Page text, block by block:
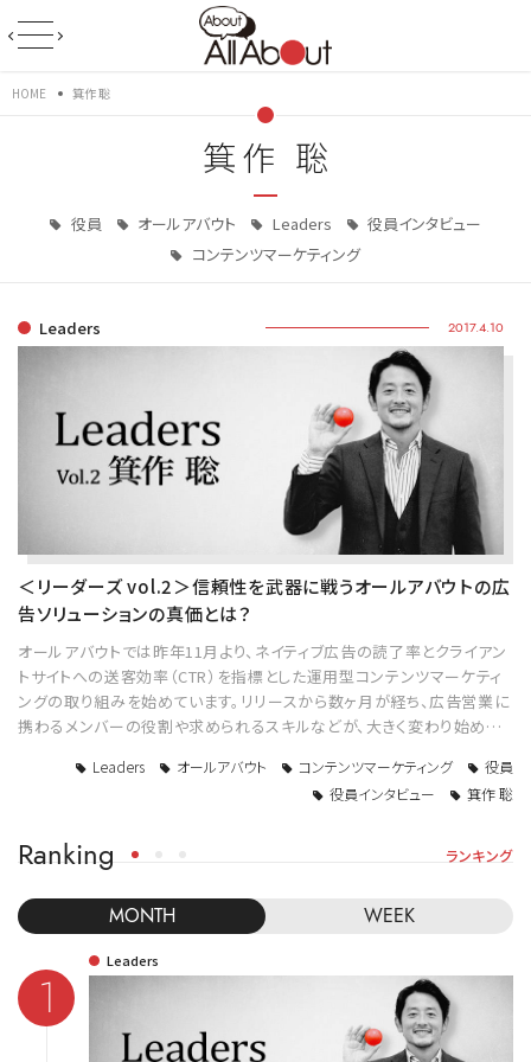
HOME 箕作 聡
箕作 聡
役員 オールアバウト Leaders
役員インタビュー
コンテンツマーケティング
Leaders 2017.4.10
＜リーダーズ vol.2＞信頼性を武器に戦うオールアバウトの広
告ソリューションの真価とは？
オールアバウトでは昨年11月より、ネイティブ広告の読了率とクライアン
トサイトへの送客効率（CTR）を指標とした運用型コンテンツマーケティ
ングの取り組みを始めています。リリースから数ヶ月が経ち、広告営業に
携わるメンバーの役割や求められるスキルなどが、大きく変わり始め…
Leaders オールアバウト コンテンツマーケティング
役員
役員インタビュー
箕作 聡
Ranking ランキング
MONTH WEEK
Leaders